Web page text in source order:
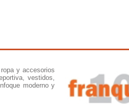
y accesorios
vestidos,
moderno y